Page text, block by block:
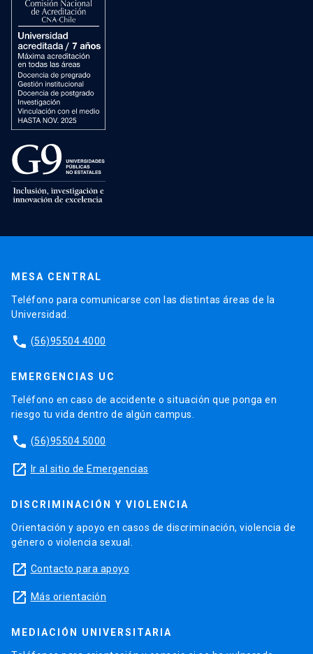
MESA CENTRAL
Teléfono para comunicarse con las distintas áreas de la
Universidad.
phone (56)95504 4000
EMERGENCIAS UC
Teléfono en caso de accidente o situación que ponga en
riesgo tu vida dentro de algún campus.
phone (56)95504 5000
launch Ir al sitio de Emergencias
DISCRIMINACIÓN Y VIOLENCIA
Orientación y apoyo en casos de discriminación, violencia de
género o violencia sexual.
launch Contacto para apoyo
launch Más orientación
MEDIACIÓN UNIVERSITARIA